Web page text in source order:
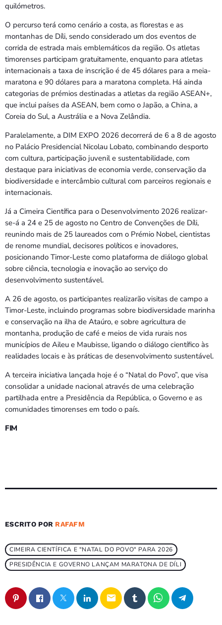
quilómetros.
O percurso terá como cenário a costa, as florestas e as
montanhas de Díli, sendo considerado um dos eventos de
corrida de estrada mais emblemáticos da região. Os atletas
timorenses participam gratuitamente, enquanto para atletas
internacionais a taxa de inscrição é de 45 dólares para a meia-
maratona e 90 dólares para a maratona completa. Há ainda
categorias de prémios destinadas a atletas da região ASEAN+,
que inclui países da ASEAN, bem como o Japão, a China, a
Coreia do Sul, a Austrália e a Nova Zelândia.
Paralelamente, a DIM EXPO 2026 decorrerá de 6 a 8 de agosto
no Palácio Presidencial Nicolau Lobato, combinando desporto
com cultura, participação juvenil e sustentabilidade, com
destaque para iniciativas de economia verde, conservação da
biodiversidade e intercâmbio cultural com parceiros regionais e
internacionais.
Já a Cimeira Científica para o Desenvolvimento 2026 realizar-
se-á a 24 e 25 de agosto no Centro de Convenções de Díli,
reunindo mais de 25 laureados com o Prémio Nobel, cientistas
de renome mundial, decisores políticos e inovadores,
posicionando Timor-Leste como plataforma de diálogo global
sobre ciência, tecnologia e inovação ao serviço do
desenvolvimento sustentável.
A 26 de agosto, os participantes realizarão visitas de campo a
Timor-Leste, incluindo programas sobre biodiversidade marinha
e conservação na ilha de Ataúro, e sobre agricultura de
montanha, produção de café e meios de vida rurais nos
municípios de Aileu e Maubisse, ligando o diálogo científico às
realidades locais e às práticas de desenvolvimento sustentável.
A terceira iniciativa lançada hoje é o “Natal do Povo”, que visa
consolidar a unidade nacional através de uma celebração
partilhada entre a Presidência da República, o Governo e as
comunidades timorenses em todo o país.
FIM
ESCRITO POR RAFAFM
CIMEIRA CIENTÍFICA E "NATAL DO POVO" PARA 2026
PRESIDÊNCIA E GOVERNO LANÇAM MARATONA DE DÍLI
email